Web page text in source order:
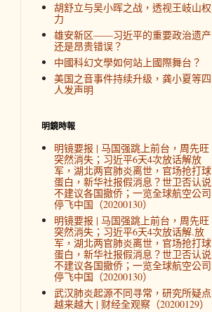
胡舒立与吴小晖之战，透视王岐山权
力
雄安新区——习近平的重要政治遗产
还是昂贵错误？
中國科幻文學如何站上國際舞台？
美国之音事件持续升级，龚小夏等四
人发声明
明鏡時報
明镜要报 | 马国强跳上前台，周先旺
突然消失；习近平6天4次放话解放
军，湖北两官肺炎离世，官场抢打球
蛋白，新华社报假消息？世卫否认说
不建议各国撤侨；一览全球航空公司
停飞中国（20200130）
明镜要报 | 马国强跳上前台，周先旺
突然消失；习近平6天4次放话解.放
军，湖北两官肺炎离世，官场抢打球
蛋白，新华社报假消息？世卫否认说
不建议各国撤侨；一览全球航空公司
停飞中国（20200130）
武汉肺炎起源不同寻常，研究所疑点
越来越大 | 财经全观察（20200129）